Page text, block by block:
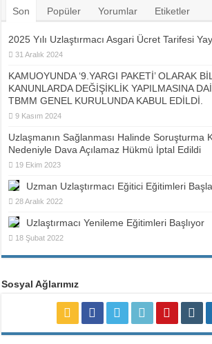
Son Popüler Yorumlar Etiketler
2025 Yılı Uzlaştırmacı Asgari Ücret Tarifesi
31 Aralık 2024
KAMUOYUNDA ‘9.YARGI PAKETİ’ OLARAK
KANUNLARDA DEĞİŞİKLİK YAPILMASINA
TBMM GENEL KURULUNDA KABUL EDİLDİ.
9 Kasım 2024
Uzlaşmanın Sağlanması Halinde Soruşturma
Nedeniyle Dava Açılamaz Hükmü İptal Edildi
19 Ekim 2023
Uzman Uzlaştırmacı Eğitici Eğitimleri
28 Aralık 2022
Uzlaştırmacı Yenileme Eğitimleri Başlıyor
18 Şubat 2022
Sosyal Ağlarımız